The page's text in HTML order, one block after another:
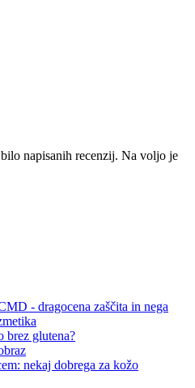
napisanih recenzij. Na voljo je
- dragocena zaščita in nega
brez glutena?
nekaj dobrega za kožo